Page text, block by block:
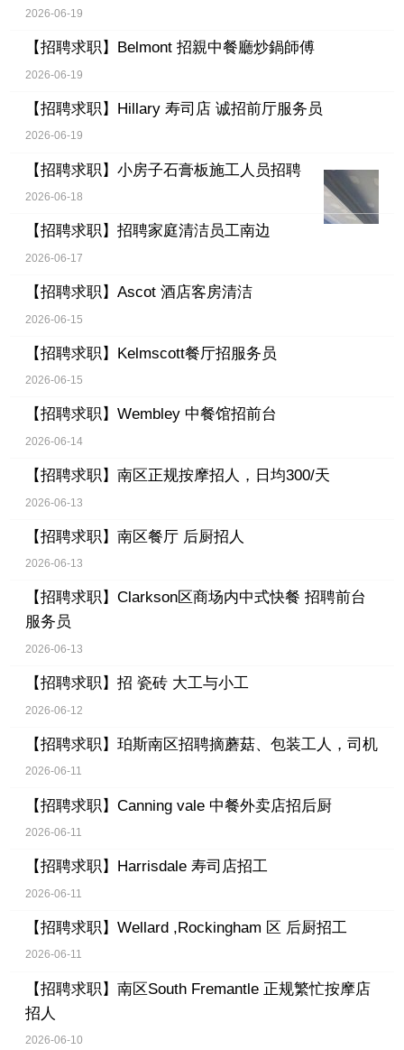
2026-06-19
【招聘求职】 Belmont 招親中餐廳炒鍋師傅
2026-06-19
【招聘求职】 Hillary 寿司店 诚招前厅服务员
2026-06-19
【招聘求职】 小房子石膏板施工人员招聘
2026-06-18
【招聘求职】 招聘家庭清洁员工南边
2026-06-17
【招聘求职】 Ascot 酒店客房清洁
2026-06-15
【招聘求职】 Kelmscott餐厅招服务员
2026-06-15
【招聘求职】 Wembley 中餐馆招前台
2026-06-14
【招聘求职】 南区正规按摩招人，日均300/天
2026-06-13
【招聘求职】 南区餐厅 后厨招人
2026-06-13
【招聘求职】 Clarkson区商场内中式快餐 招聘前台
服务员
2026-06-13
【招聘求职】 招 瓷砖 大工与小工
2026-06-12
【招聘求职】 珀斯南区招聘摘蘑菇、包装工人，司机
2026-06-11
【招聘求职】 Canning vale 中餐外卖店招后厨
2026-06-11
【招聘求职】 Harrisdale 寿司店招工
2026-06-11
【招聘求职】 Wellard ,Rockingham 区 后厨招工
2026-06-11
【招聘求职】 南区South Fremantle 正规繁忙按摩店
招人
2026-06-10